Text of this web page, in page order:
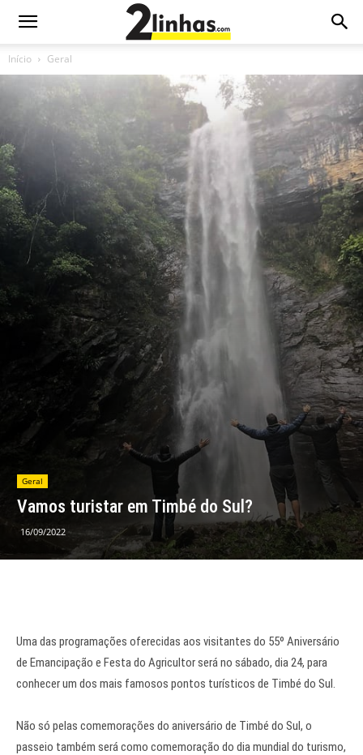
Início Geral
Geral
Vamos turistar em Timbé do Sul?
16/09/2022
Uma das programações oferecidas aos visitantes do 55º Aniversário
de Emancipação e Festa do Agricultor será no sábado, dia 24, para
conhecer um dos mais famosos pontos turísticos de Timbé do Sul.
Não só pelas comemorações do aniversário de Timbé do Sul, o
passeio também será como comemoração do dia mundial do turismo,